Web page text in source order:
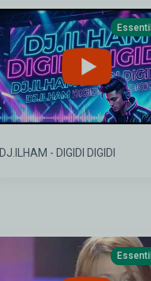
DJ.ILHAM - DIGIDI DIGIDI